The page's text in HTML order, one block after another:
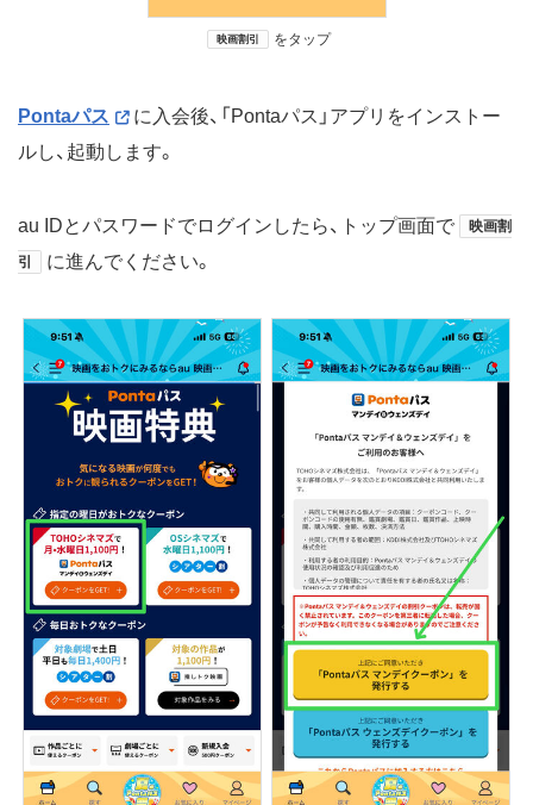
映画割引 をタップ
Pontaパス
に入会後、「Pontaパス」アプリをインストー
ルし、起動します。
au IDとパスワードでログインしたら、トップ画面で 映画割
引 に進んでください。